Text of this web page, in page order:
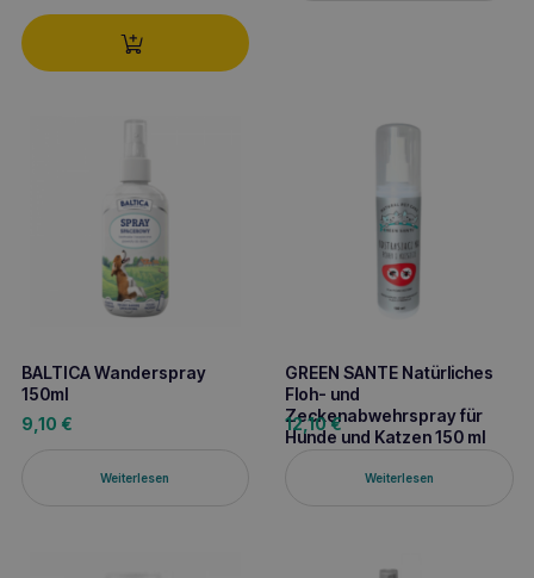
BALTICA Wanderspray
150ml
9,10 €
Weiterlesen
GREEN SANTE Natürliches
Floh- und
Zeckenabwehrspray für
Hunde und Katzen 150 ml
12,10€
Weiterlesen